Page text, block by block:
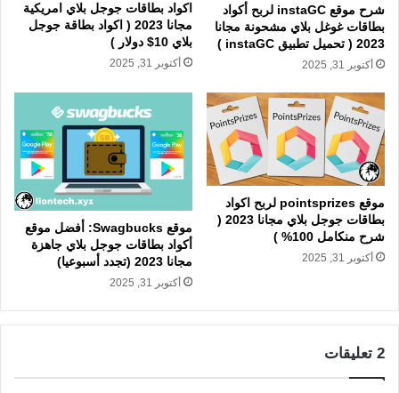
شرح موقع instaGC لربح أكواد
بطاقات غوغل بلاي مشحونة مجانا
2023 ( تحميل تطبيق instaGC )
أكتوبر 31, 2025
اكواد بطاقات جوجل بلاي امريكية
مجانا 2023 ( اكواد بطاقة جوجل
بلاي 10$ دولار )
أكتوبر 31, 2025
موقع pointsprizes لربح اكواد
بطاقات جوجل بلاي مجانا 2023 (
شرح منكامل 100% )
أكتوبر 31, 2025
موقع Swagbucks: أفضل موقع
أكواد بطاقات جوجل بلاي جاهزة
مجانا 2023 (تجدد أسبوعيا)
أكتوبر 31, 2025
‫2 تعليقات